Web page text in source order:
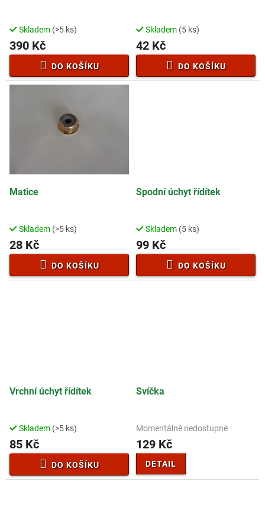
ů
Skladem (>5 ks)
390 Kč
DO KOŠÍKU
Skladem (5 ks)
42 Kč
DO KOŠÍKU
Matice
Skladem (>5 ks)
28 Kč
DO KOŠÍKU
Spodní úchyt řídítek
Skladem (5 ks)
99 Kč
DO KOŠÍKU
Vrchní úchyt řídítek
Skladem (>5 ks)
85 Kč
DO KOŠÍKU
Svíčka
Momentálně nedostupné
129 Kč
DETAIL